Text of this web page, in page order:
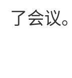
了会议。